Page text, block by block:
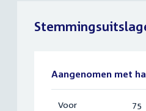
Aangenomen met
Voor:
75